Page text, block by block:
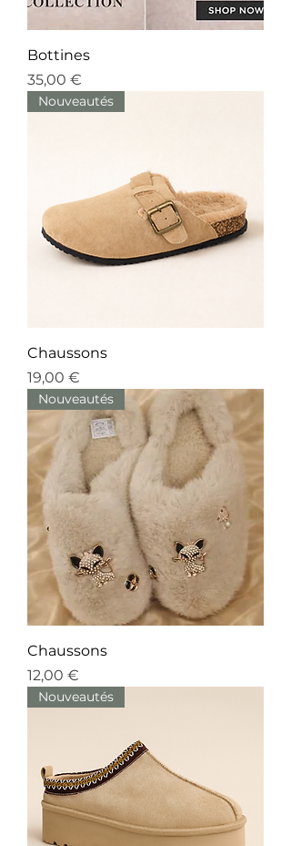
Bottines
Prix
35,00 €
Nouveautés
Chaussons
Prix
19,00 €
Nouveautés
Chaussons
Prix
12,00 €
Nouveautés